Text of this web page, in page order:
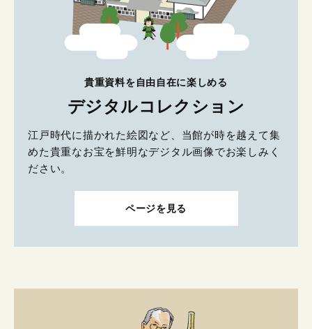
貴重資料を自由自在に楽しめる
デジタルコレクション
江戸時代に描かれた絵図など、当館が時を越えて集
めた貴重なお宝を鮮明なデジタル画像でお楽しみく
ださい。
ページを見る